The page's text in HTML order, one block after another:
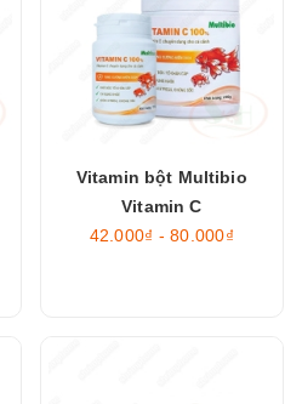
Vitamin bột Multibio
Vitamin C
42.000₫ - 80.000₫